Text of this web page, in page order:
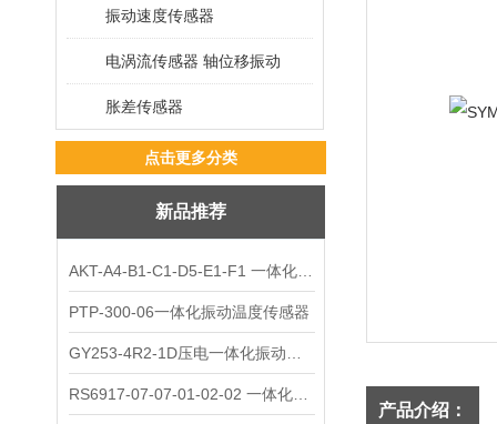
振动速度传感器
电涡流传感器 轴位移振动
胀差传感器
点击更多分类
新品推荐
PTP-300-06一体化振动温度传感器
产品介绍：